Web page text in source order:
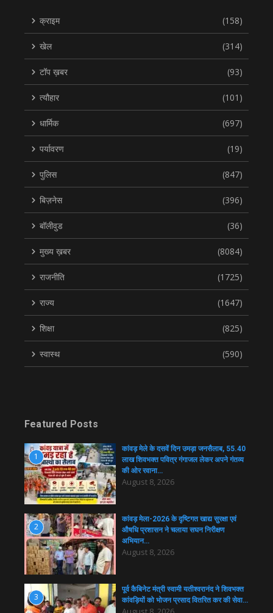
क्राइम (158)
खेल (314)
टॉप ख़बर (93)
त्यौहार (101)
धार्मिक (697)
पर्यावरण (19)
पुलिस (847)
बिज़नेस (396)
बॉलीवुड (36)
मुख्य ख़बर (8084)
राजनीति (1725)
राज्य (1647)
शिक्षा (825)
स्वास्थ (590)
Featured Posts
1
कांवड़ मेले के दसवें दिन उमड़ा जनसैलाब, 55.40
लाख शिवभक्त पवित्र गंगाजल लेकर अपने गंतव्य
की ओर रवाना…
August 8, 2026
2
कांवड़ मेला-2026 के दृष्टिगत खाद्य सुरक्षा एवं
औषधि प्रशासन ने चलाया सघन निरीक्षण
अभियान…
August 8, 2026
3
पूर्व कैबिनेट मंत्री स्वामी यतीश्वरानंद ने शिवभक्त
कांवड़ियों को भोजन प्रसाद वितरित कर की सेवा…